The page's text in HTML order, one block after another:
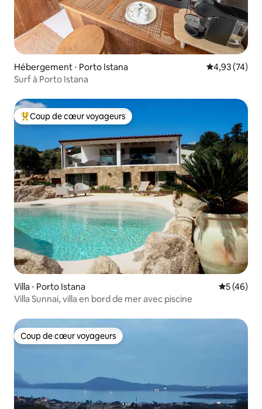
Hébergement ⋅ Porto Istana Évaluation
4,93 (74)
Surf à Porto Istana
Coups de cœur voyageurs les plus appréciés
Coup de cœur voyageurs
Villa ⋅ Porto Istana
5 (46)
Villa Sunnai, villa en bord de mer avec piscine
Coup de cœur voyageurs
Coup de cœur voyageurs